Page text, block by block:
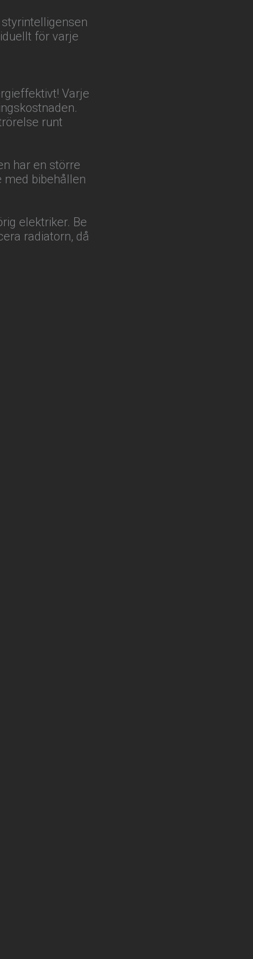
för varje
Varje
runt
har en större
med bibehållen
elektriker. Be
radiatorn, då